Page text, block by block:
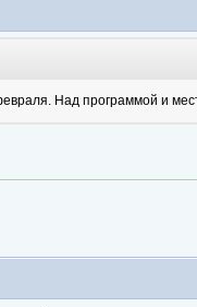
Над программой и